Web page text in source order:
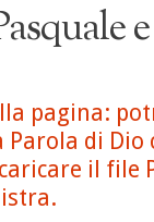
pagina:
Parola di
il file